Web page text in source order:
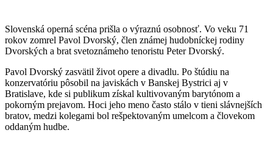
Slovenská operná scéna prišla o výraznú osobnosť. Vo veku 71
rokov zomrel Pavol Dvorský, člen známej hudobníckej rodiny
Dvorských a brat svetoznámeho tenoristu Peter Dvorský.
Pavol Dvorský zasvätil život opere a divadlu. Po štúdiu na
konzervatóriu pôsobil na javiskách v Banskej Bystrici aj v
Bratislave, kde si publikum získal kultivovaným barytónom a
pokorným prejavom. Hoci jeho meno často stálo v tieni slávnejších
bratov, medzi kolegami bol rešpektovaným umelcom a človekom
oddaným hudbe.